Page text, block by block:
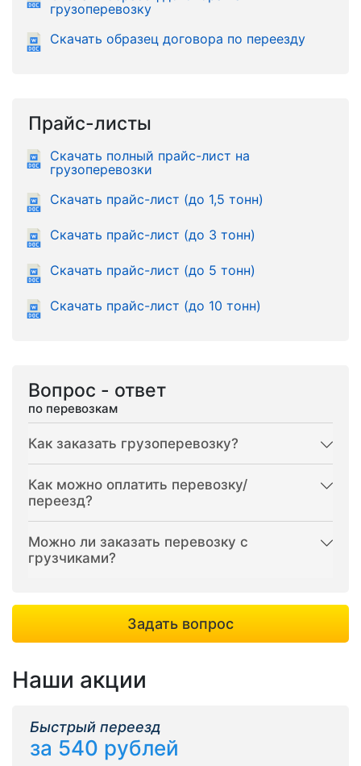
грузоперевозку
Скачать образец договора по переезду
Прайс-листы
Скачать полный прайс-лист на
грузоперевозки
Скачать прайс-лист (до 1,5 тонн)
Скачать прайс-лист (до 3 тонн)
Скачать прайс-лист (до 5 тонн)
Скачать прайс-лист (до 10 тонн)
Вопрос - ответ
по перевозкам
Как заказать грузоперевозку?
Как можно оплатить перевозку/
переезд?
Можно ли заказать перевозку с
грузчиками?
Задать вопрос
Наши акции
Быстрый переезд
за 540 рублей